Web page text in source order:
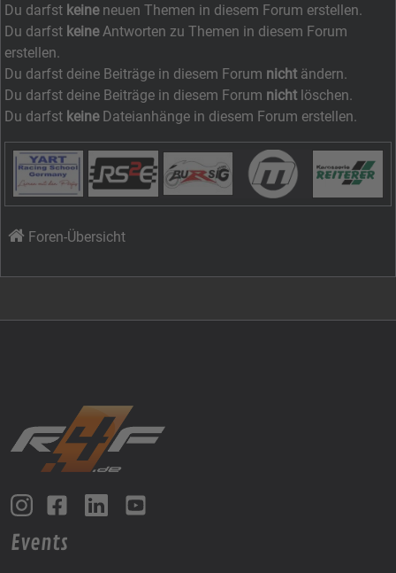
Du darfst keineneuen Themen in diesem Forum erstellen.
Du darfst keineAntworten zu Themen in diesem Forum
erstellen.
Du darfst deine Beiträge in diesem Forum nicht ändern.
Du darfst deine Beiträge in diesem Forum nicht löschen.
Du darfst keineDateianhänge in diesem Forum erstellen.
Foren-Übersicht
Events